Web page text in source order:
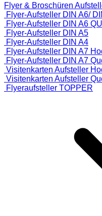
Flyer & Broschüren
Flyer-Aufsteller DIN A6/
Flyer-Aufsteller DIN A6
Flyer-Aufsteller DIN A5
Flyer-Aufsteller DIN A4
Flyer-Aufsteller DIN A7
Flyer-Aufsteller DIN A7
Visitenkarten Aufsteller
Visitenkarten Aufsteller
Flyeraufsteller TOPPER